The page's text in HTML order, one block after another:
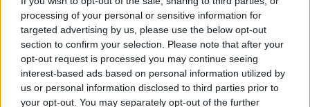
processing of your personal or sensitive information for
targeted advertising by us, please use the below opt-out
section to confirm your selection. Please note that after your
opt-out request is processed you may continue seeing
interest-based ads based on personal information utilized by
us or personal information disclosed to third parties prior to
your opt-out. You may separately opt-out of the further
Giochi del Mediterraneo Taranto 2026: scopri gli
impianti sportivi che stanno trasformando la città
Ilaria Mauri · 28 Lug 2026
GAMING NEWS